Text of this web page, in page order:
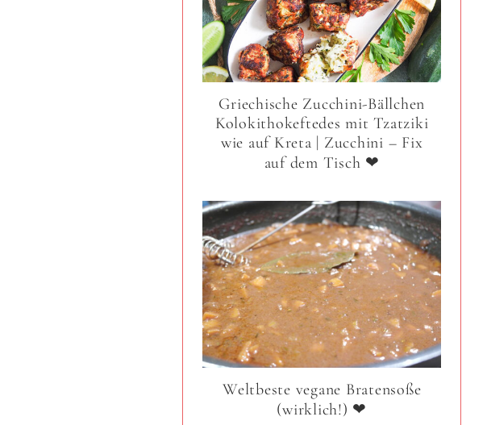
Griechische Zucchini-Bällchen
Kolokithokeftedes mit Tzatziki
wie auf Kreta | Zucchini – Fix
auf dem Tisch ❤
Weltbeste vegane Bratensoße
(wirklich!) ❤